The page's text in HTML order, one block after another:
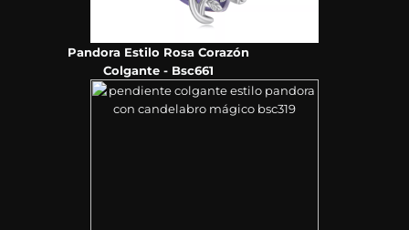
Pandora Estilo Rosa Corazón
Colgante - Bsc661